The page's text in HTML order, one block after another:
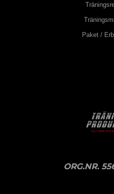
Paket /
ORG.NR.